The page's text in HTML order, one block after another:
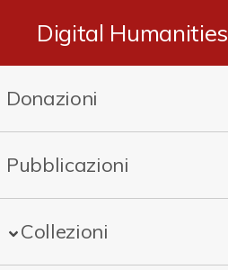
Digital Humanities
Donazioni
Pubblicazioni
Collezioni